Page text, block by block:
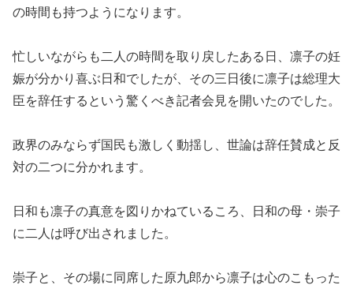
の時間も持つようになります。
忙しいながらも二人の時間を取り戻したある日、凛子の妊
娠が分かり喜ぶ日和でしたが、その三日後に凛子は総理大
臣を辞任するという驚くべき記者会見を開いたのでした。
政界のみならず国民も激しく動揺し、世論は辞任賛成と反
対の二つに分かれます。
日和も凛子の真意を図りかねているころ、日和の母・崇子
に二人は呼び出されました。
崇子と、その場に同席した原九郎から凛子は心のこもった